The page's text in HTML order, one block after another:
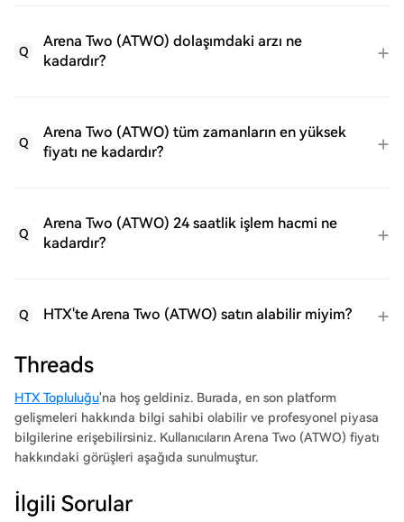
Q
Arena Two (ATWO) dolaşımdaki arzı ne
kadardır?
Q
Arena Two (ATWO) tüm zamanların en yüksek
fiyatı ne kadardır?
Q
Arena Two (ATWO) 24 saatlik işlem hacmi ne
kadardır?
Q HTX'te Arena Two (ATWO) satın alabilir miyim?
Threads
HTX Topluluğu'na hoş geldiniz. Burada, en son platform
gelişmeleri hakkında bilgi sahibi olabilir ve profesyonel piyasa
bilgilerine erişebilirsiniz. Kullanıcıların Arena Two (ATWO) fiyatı
hakkındaki görüşleri aşağıda sunulmuştur.
İlgili Sorular